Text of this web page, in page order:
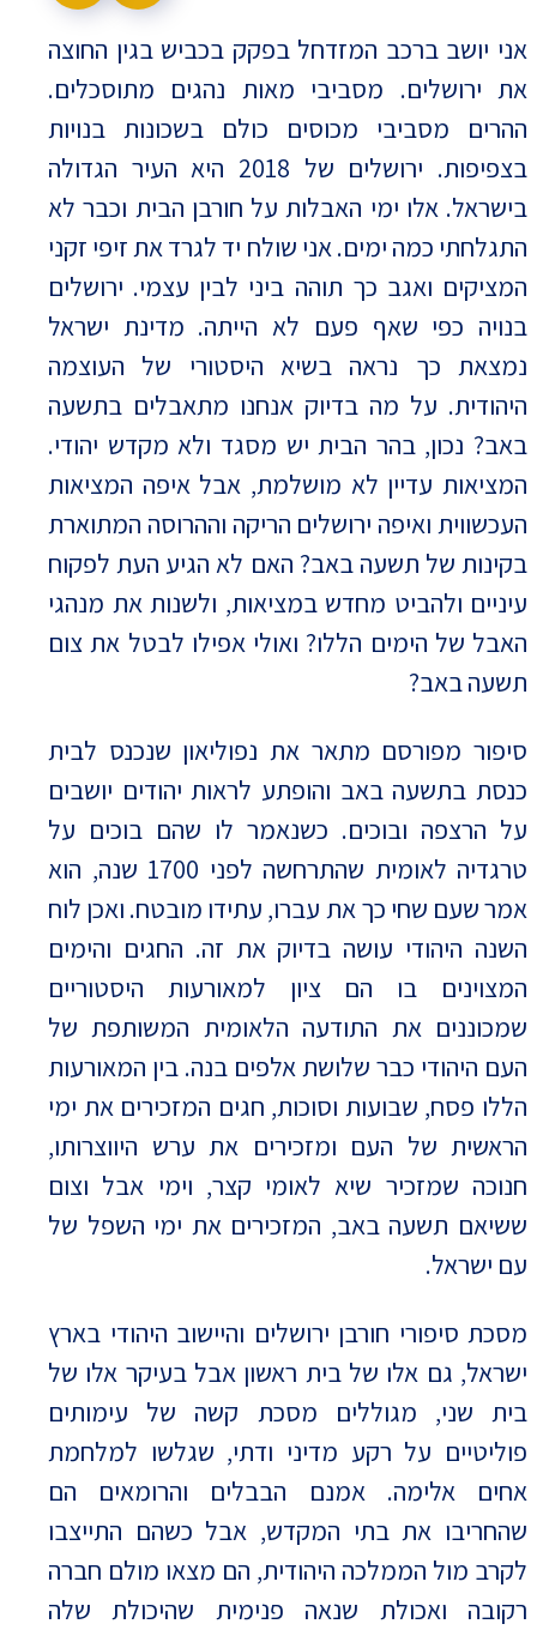
אני יושב ברכב המזדחל בפקק בכביש בגין החוצה
את ירושלים. מסביבי מאות נהגים מתוסכלים.
ההרים מסביבי מכוסים כולם בשכונות בנויות
בצפיפות. ירושלים של 2018 היא העיר הגדולה
בישראל. אלו ימי האבלות על חורבן הבית וכבר לא
התגלחתי כמה ימים. אני שולח יד לגרד את זיפי זקני
המציקים ואגב כך תוהה ביני לבין עצמי. ירושלים
בנויה כפי שאף פעם לא הייתה. מדינת ישראל
נמצאת כך נראה בשיא היסטורי של העוצמה
היהודית. על מה בדיוק אנחנו מתאבלים בתשעה
באב? נכון, בהר הבית יש מסגד ולא מקדש יהודי.
המציאות עדיין לא מושלמת, אבל איפה המציאות
העכשווית ואיפה ירושלים הריקה וההרוסה המתוארת
בקינות של תשעה באב? האם לא הגיע העת לפקוח
עיניים ולהביט מחדש במציאות, ולשנות את מנהגי
האבל של הימים הללו? ואולי אפילו לבטל את צום
תשעה באב?
סיפור מפורסם מתאר את נפוליאון שנכנס לבית
כנסת בתשעה באב והופתע לראות יהודים יושבים
על הרצפה ובוכים. כשנאמר לו שהם בוכים על
טרגדיה לאומית שהתרחשה לפני 1700 שנה, הוא
אמר שעם שחי כך את עברו, עתידו מובטח. ואכן לוח
השנה היהודי עושה בדיוק את זה. החגים והימים
המצוינים בו הם ציון למאורעות היסטוריים
שמכוננים את התודעה הלאומית המשותפת של
העם היהודי כבר שלושת אלפים בנה. בין המאורעות
הללו פסח, שבועות וסוכות, חגים המזכירים את ימי
הראשית של העם ומזכירים את ערש היווצרותו,
חנוכה שמזכיר שיא לאומי קצר, וימי אבל וצום
ששיאם תשעה באב, המזכירים את ימי השפל של
עם ישראל.
מסכת סיפורי חורבן ירושלים והיישוב היהודי בארץ
ישראל, גם אלו של בית ראשון אבל בעיקר אלו של
בית שני, מגוללים מסכת קשה של עימותים
פוליטיים על רקע מדיני ודתי, שגלשו למלחמת
אחים אלימה. אמנם הבבלים והרומאים הם
שהחריבו את בתי המקדש, אבל כשהם התייצבו
לקרב מול הממלכה היהודית, הם מצאו מולם חברה
רקובה ואכולת שנאה פנימית שהיכולת שלה